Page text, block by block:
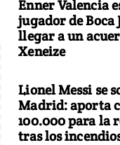
Enner Valencia
jugador de Boca
llegar a un
Xeneize
Lionel Messi se
Madrid: aporta
100.000 para la
tras los